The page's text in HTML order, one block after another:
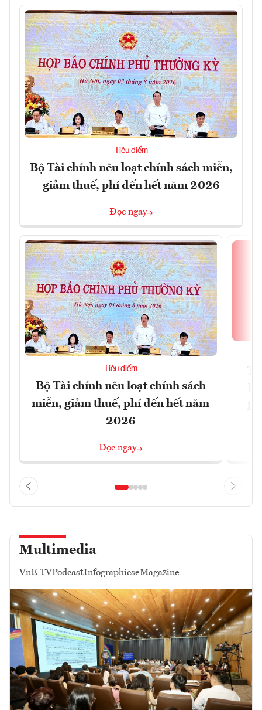
Tiêu điểm
Bộ Tài chính nêu loạt chính sách miễn,
giảm thuế, phí đến hết năm 2026
Đọc ngay
Tiêu điểm
Bộ Tài chính nêu loạt chính sách
miễn, giảm thuế, phí đến hết năm
2026
Đọc ngay
Multimedia
VnE TVPodcastInfographicseMagazine